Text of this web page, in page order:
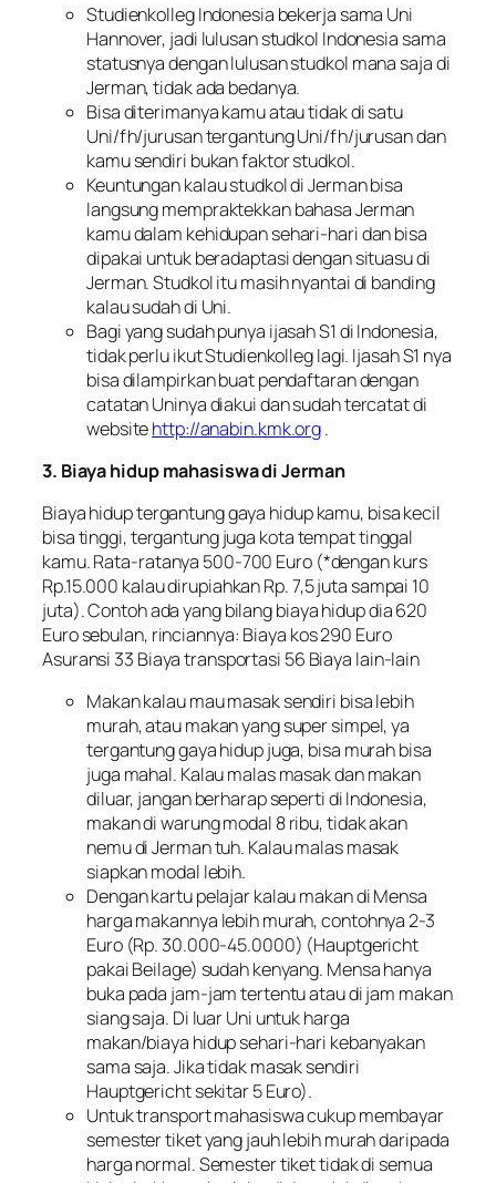
Studienkolleg Indonesia bekerja sama Uni
Hannover, jadi lulusan studkol Indonesia sama
statusnya dengan lulusan studkol mana saja di
Jerman, tidak ada bedanya.
Bisa diterimanya kamu atau tidak di satu
Uni/fh/jurusan tergantung Uni/fh/jurusan dan
kamu sendiri bukan faktor studkol.
Keuntungan kalau studkol di Jerman bisa
langsung mempraktekkan bahasa Jerman
kamu dalam kehidupan sehari-hari dan bisa
dipakai untuk beradaptasi dengan situasu di
Jerman. Studkol itu masih nyantai di banding
kalau sudah di Uni.
Bagi yang sudah punya ijasah S1 di Indonesia,
tidak perlu ikut Studienkolleg lagi. Ijasah S1 nya
bisa dilampirkan buat pendaftaran dengan
catatan Uninya diakui dan sudah tercatat di
websitehttp://anabin.kmk.org.
3. Biaya hidup mahasiswa di Jerman
Biaya hidup tergantung gaya hidup kamu, bisa kecil
bisa tinggi, tergantung juga kota tempat tinggal
kamu. Rata-ratanya 500-700 Euro (*dengan kurs
Rp.15.000 kalau dirupiahkan Rp. 7,5 juta sampai 10
juta). Contoh ada yang bilang biaya hidup dia 620
Euro sebulan, rinciannya: Biaya kos 290 Euro
Asuransi 33 Biaya transportasi 56 Biaya lain-lain
Makan kalau mau masak sendiri bisa lebih
murah, atau makan yang super simpel, ya
tergantung gaya hidup juga, bisa murah bisa
juga mahal. Kalau malas masak dan makan
diluar, jangan berharap seperti di Indonesia,
makan di warung modal 8 ribu, tidak akan
nemu di Jerman tuh. Kalau malas masak
siapkan modal lebih.
Dengan kartu pelajar kalau makan di Mensa
harga makannya lebih murah, contohnya 2-3
Euro (Rp. 30.000-45.0000) (Hauptgericht
pakai Beilage) sudah kenyang. Mensa hanya
buka pada jam-jam tertentu atau di jam makan
siang saja. Di luar Uni untuk harga
makan/biaya hidup sehari-hari kebanyakan
sama saja. Jika tidak masak sendiri
Hauptgericht sekitar 5 Euro).
Untuk transport mahasiswa cukup membayar
semester tiket yang jauh lebih murah daripada
harga normal. Semester tiket tidak di semua